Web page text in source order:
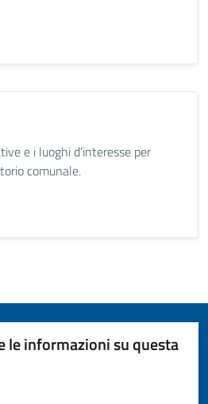
e i luoghi d’interesse per
comunale.
le informazioni su questa